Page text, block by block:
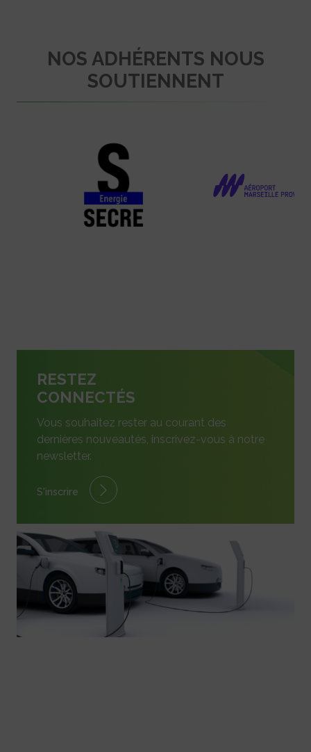
NOS ADHÉRENTS NOUS
SOUTIENNENT
RESTEZ
CONNECTÉS
Vous souhaitez rester au courant des
dernières nouveautés, inscrivez-vous à notre
newsletter.
S'inscrire